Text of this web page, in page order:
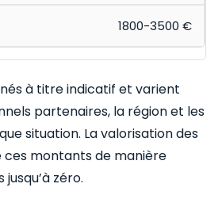
1800-3500 €
à titre indicatif et varient
partenaires, la région et les
situation. La valorisation des
montants de manière
zéro.